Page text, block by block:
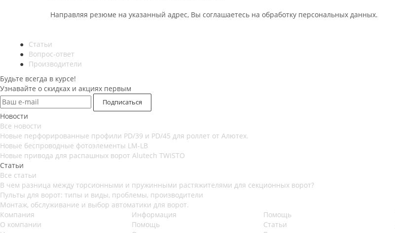
Направляя резюме на указанный адрес, Вы соглашаетесь на обработку персональных данных.
Статьи
Вопрос-ответ
Производители
Будьте всегда в курсе!
Узнавайте о скидках и акциях первым
Новости
Все новости
Новые перфорированные профили PD/39 и PD/45 для роллет от Алютех.
Новые беспроводные фотоэлементы LM-LB
Новые привода для распашных ворот Alutech TWISTO
Статьи
Все статьи
В чем разница между торсионными и пружинными растяжителями для секционных ворот?
Пульты для ворот: типы и виды, проблемы, производители
Монтаж, обслуживание и выбор автоматики для ворот.
Компания
О компании
Информация
Помощь
Помощь
Статьи